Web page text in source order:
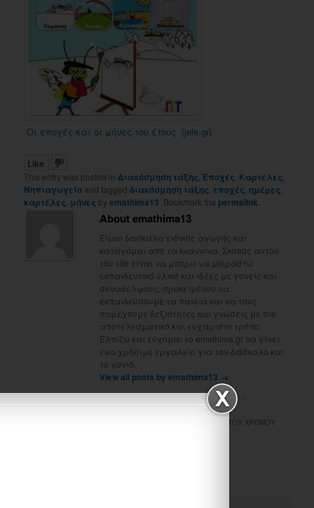
Οι εποχές και οι μήνες του έτους (jele.gr)
Like
This entry was posted inΔιακόσμηση τάξης Εποχές Καρτέλες
Νηπιαγωγείο and taggedδιακόσμηση τάξης εποχές ημέρες
καρτέλες μήνες byemathima13 . Bookmark the permalink
About emathima13
Είμαι δασκάλα ειδικής αγωγής και
κατάγομαι από τα Ιωάννινα. Σκοπός αυτού
του site είναι να μπορώ να μοιραστώ
εκπαιδευτικό υλικό και ιδέες με γονείς και
συναδέλφους, προκειμένου να
εκπαιδεύσουμε τα παιδιά και να τους
παρέχουμε δεξιότητες και γνώσεις με πιο
αποτελεσματικό και ευχάριστο τρόπο.
Ελπίζω και εύχομαι το emathima.gr να γίνει
ένα χρήσιμο εργαλείο για τον δάσκαλο και
το γονιό.
View all posts by emathima13 →
ΥΛΙΚΌ ΓΙΑ ΤΙΣ ΗΜΈΡΕΣ-ΜΉΝΕΣ- ΕΠΟΧΈΣ ΤΟΥ ΧΡΌΝΟΥ